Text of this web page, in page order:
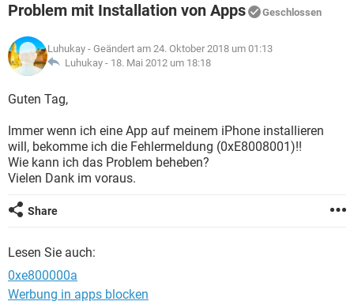
WHATSAPP TIKTOK
FACEBOOK
WHATSAPP TIKTOK
FACEBOOK
SPIELE STREAMING
ANDROID
WINDOWS 10 INSTAGRAM
WHATSAPP
SPIELE STREAMING
ANDROID
WINDOWS 10
WHATSAPP TIKTOK
FACEBOOK HARDWARE
LEXIKON
SPIELE
WINDOWS 10 INSTAGRAM
WHATSAPP
FACEBOOK
Problem mit Installation von Apps Geschlossen
Luhukay - Geändert am 24. Oktober 2018 um 01:13
Luhukay - 18. Mai 2012 um 18:18
Guten Tag,
Immer wenn ich eine App auf meinem iPhone installieren
will, bekomme ich die Fehlermeldung (0xE8008001)!!
Wie kann ich das Problem beheben?
Vielen Dank im voraus.
Share
Lesen Sie auch:
0xe800000a
Werbung in apps blocken